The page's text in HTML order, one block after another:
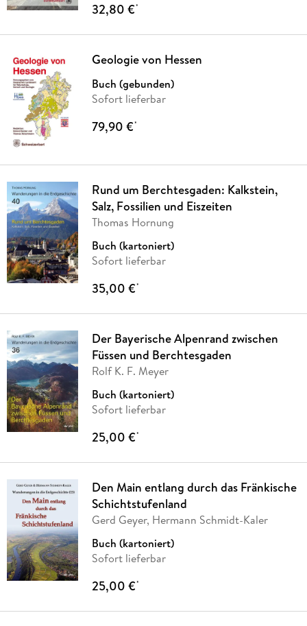
32,80 €*
Geologie von Hessen
Buch (gebunden)
Sofort lieferbar
79,90 €*
Rund um Berchtesgaden: Kalkstein,
Salz, Fossilien und Eiszeiten
Thomas Hornung
Buch (kartoniert)
Sofort lieferbar
35,00 €*
Der Bayerische Alpenrand zwischen
Füssen und Berchtesgaden
Rolf K. F. Meyer
Buch (kartoniert)
Sofort lieferbar
25,00 €*
Den Main entlang durch das Fränkische
Schichtstufenland
Gerd Geyer, Hermann Schmidt-Kaler
Buch (kartoniert)
Sofort lieferbar
25,00 €*